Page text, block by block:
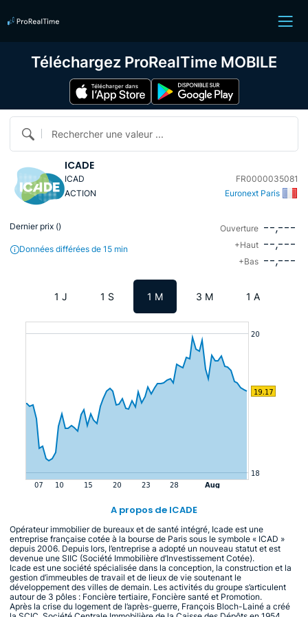
Rechercher une valeur ...
ICADE
ICAD
FR0000035081
ACTION
Euronext Paris
Dernier prix ()
Données différées de 15 min
Ouverture --,---
+Haut --,---
+Bas --,---
1 J 1 S 1 M 3 M 1 A
A propos de ICADE
Opérateur immobilier de bureaux et de santé intégré, Icade est une
entreprise française cotée à la bourse de Paris sous le symbole « ICAD »
depuis 2006. Depuis lors, l’entreprise a adopté un nouveau statut et est
devenue une SIIC (Société Immobilière d’Investissement Cotée).
Icade est une société spécialisée dans la conception, la construction et la
gestion d’immeubles de travail et de lieux de vie soutenant le
développement des villes de demain. Les activités du groupe s’articulent
autour de 3 pôles : Foncière tertiaire, Foncière santé et Promotion.
Après la crise du logement de l’après-guerre, François Bloch-Lainé a créé
Téléchargez ProRealTime MOBILE